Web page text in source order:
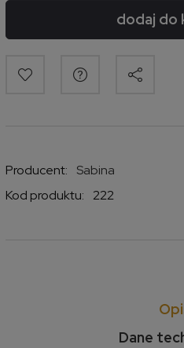
dodaj do
Producent:
Sabina
Kod produktu:
222
Dane